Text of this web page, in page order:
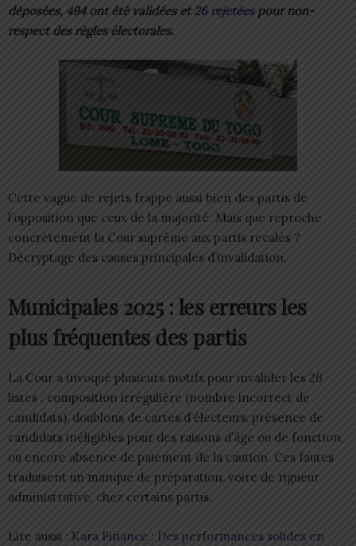
déposées, 494 ont été validées et26 rejetéespour non-
respect des règles électorales.
Cette vague de rejets frappe aussi bien des partis de
l’opposition que ceux de la majorité. Mais que reproche
concrètement la Cour suprême aux partis recalés ?
Décryptage des causes principales d’invalidation.
Municipales 2025 : les erreurs les
plus fréquentes des partis
La Cour a invoqué plusieurs motifs pour invalider les 26
listes : composition irrégulière (nombre incorrect de
candidats), doublons de cartes d’électeurs, présence de
candidats inéligibles pour des raisons d’âge ou de fonction,
ou encore absence de paiement de la caution. Ces fautes
traduisent un manque de préparation, voire de rigueur
administrative, chez certains partis.
Lire aussi : Kara Finance : Des performances solides en